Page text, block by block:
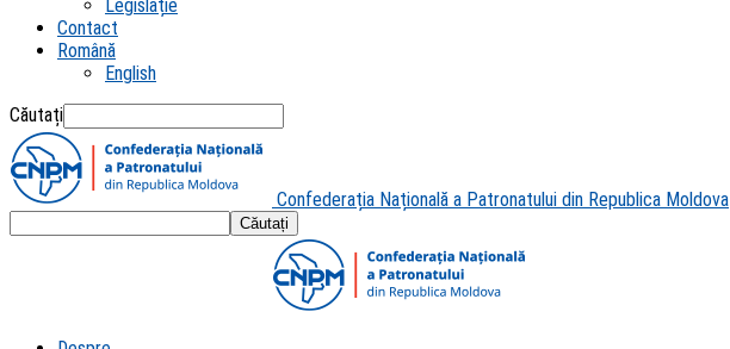
Legislație
Contact
Română
English
Căutați
Confederația Națională a Patronatului din Republica Moldova